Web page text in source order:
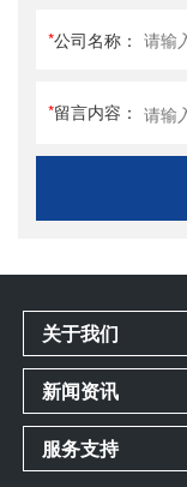
*公司名称：
*留言内容：
关于我们
新闻资讯
服务支持